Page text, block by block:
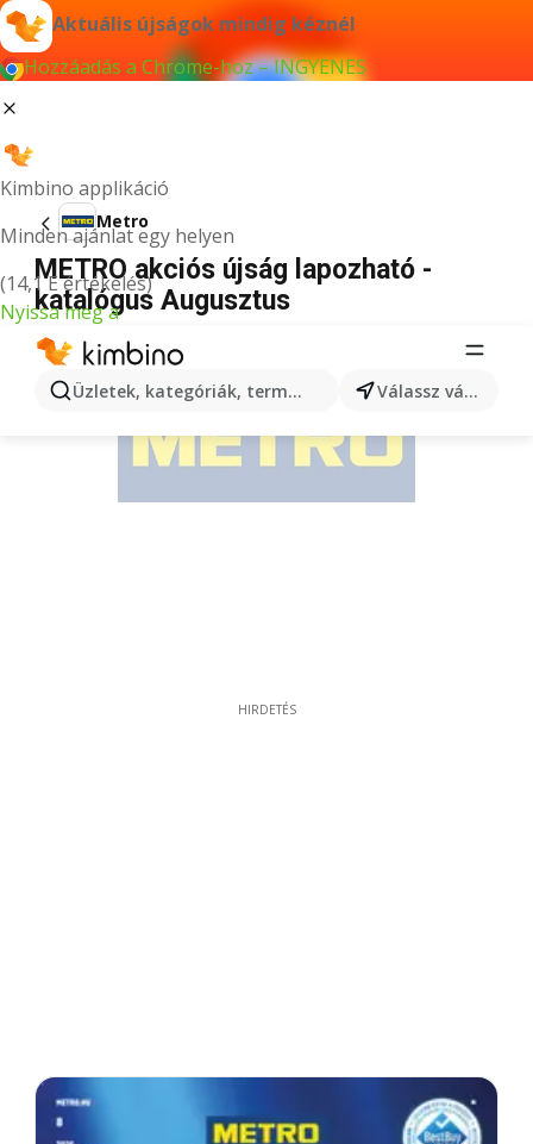
Aktuális újságok mindig kéznél
Hozzáadás a Chrome-hoz – INGYENES
Kimbino applikáció
Minden ajánlat egy helyen
(14,1 E értékelés)
Nyissa meg a
Üzletek, kategóriák, termékek keresése... Válassz várost
Metro
METRO akciós újság lapozható -
katalógus Augusztus
HIRDETÉS